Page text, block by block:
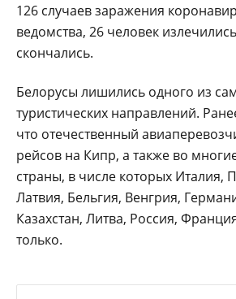
126 случаев заражения
ведомства, 26 человек
скончались.
Белорусы лишились одного из
туристических направлений.
что отечественный
рейсов на Кипр, а также во
страны, в числе которых Италия,
Латвия, Бельгия, Венгрия,
Казахстан, Литва, Россия,
только.